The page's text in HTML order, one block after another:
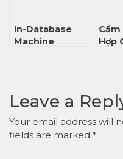
Năng Quản Trị
Nhân Sự Số
In-Database
Machine
Tái Định Nghĩa
Triển Khai ML
Cẩm
Hợp
Kỹ Sư
Leave a
Your email address will
fields are marked *